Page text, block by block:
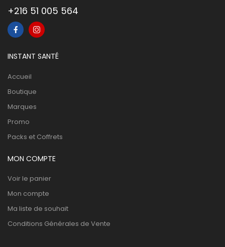
+216 51 005 564
INSTANT SANTÉ
Accueil
Boutique
Marques
Promo
Packs et Coffrets
MON COMPTE
Voir le panier
Mon compte
Ma liste de souhait
Conditions Générales de Vente